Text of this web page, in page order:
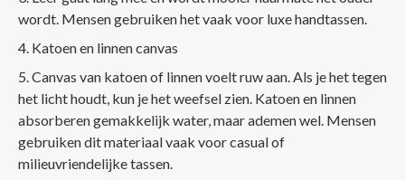
wordt. Mensen gebruiken het vaak voor luxe handtassen.
Katoen en linnen canvas
Canvas van katoen of linnen voelt ruw aan. Als je het tegen
het licht houdt, kun je het weefsel zien. Katoen en linnen
absorberen gemakkelijk water, maar ademen wel. Mensen
gebruiken dit materiaal vaak voor casual of
milieuvriendelijke tassen.